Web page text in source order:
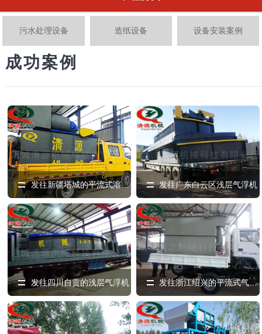
污水处理设备 造纸设备 设备安装案例
成功案例
发往新疆塔城的平流式溶气气浮机 发往广东白云区浅层气浮机
发往四川自贡的浅层气浮机 发往浙江绍兴的平流式气浮机